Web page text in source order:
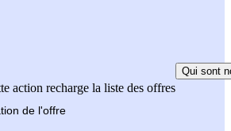
action recharge la liste des offres
Qui sont
de l'offre